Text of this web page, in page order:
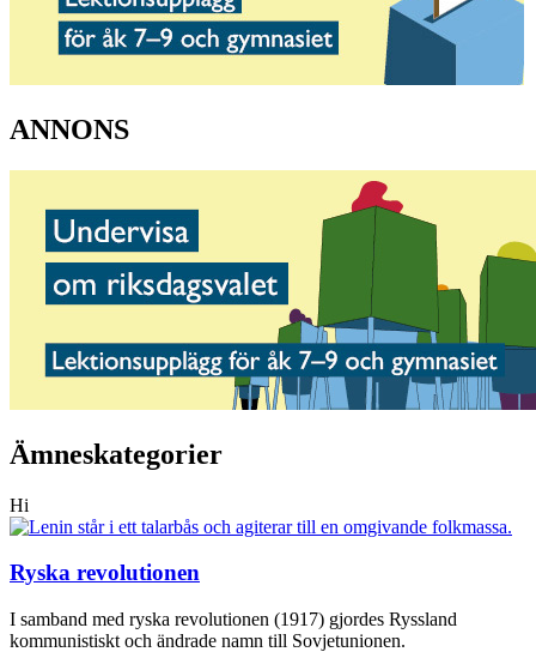
ANNONS
Ämneskategorier
Hi
Ryska revolutionen
I samband med ryska revolutionen (1917) gjordes Ryssland
kommunistiskt och ändrade namn till Sovjetunionen.